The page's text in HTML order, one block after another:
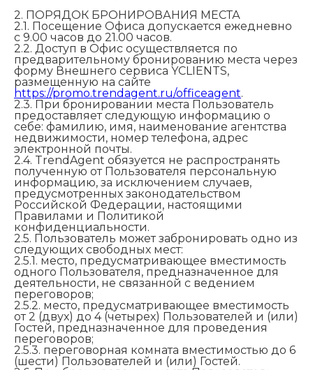
2. ПОРЯДОК БРОНИРОВАНИЯ МЕСТА
2.1. Посещение Офиса допускается ежедневно
с 9.00 часов до 21.00 часов.
2.2. Доступ в Офис осуществляется по
предварительному бронированию места через
форму Внешнего сервиса YCLIENTS,
размещенную на сайте
https://promo.trendagent.ru/officeagent.
2.3. При бронировании места Пользователь
предоставляет следующую информацию о
себе: фамилию, имя, наименование агентства
недвижимости, номер телефона, адрес
электронной почты.
2.4. TrendAgent обязуется не распространять
полученную от Пользователя персональную
информацию, за исключением случаев,
предусмотренных законодательством
Российской Федерации, настоящими
Правилами и Политикой
конфиденциальности.
2.5. Пользователь может забронировать одно из
следующих свободных мест:
2.5.1. место, предусматривающее вместимость
одного Пользователя, предназначенное для
деятельности, не связанной с ведением
переговоров;
2.5.2. место, предусматривающее вместимость
от 2 (двух) до 4 (четырех) Пользователей и (или)
Гостей, предназначенное для проведения
переговоров;
2.5.3. переговорная комната вместимостью до 6
(шести) Пользователей и (или) Гостей.